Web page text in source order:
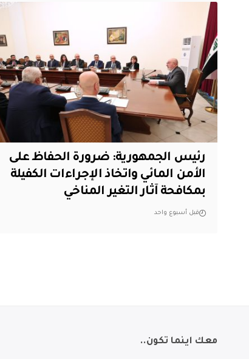
رئيس الجمهورية: ضرورة الحفاظ على
الأمن المائي واتخاذ الإجراءات الكفيلة
بمكافحة آثار التغير المناخي
قبل أسبوع واحد
معك اينما تكون..